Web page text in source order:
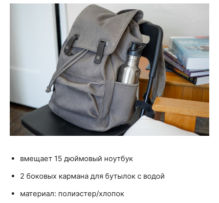
вмещает 15 дюймовый ноутбук
2 боковых кармана для бутылок с водой
материал: полиэстер/хлопок